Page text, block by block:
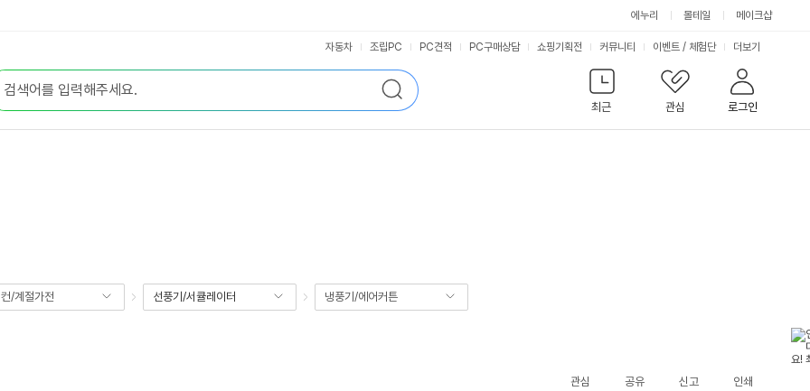
에누리 몰테일 메이크샵
검
색
최근
관심 로그인
자동차 조립PC PC견적 PC구매상담 쇼핑기획전 커뮤니티 이벤트 / 체험단 서
비
스
더보기
/계절가전 선풍기/서큘레이터 냉풍기/에어커튼
관심 공유 신고 인쇄